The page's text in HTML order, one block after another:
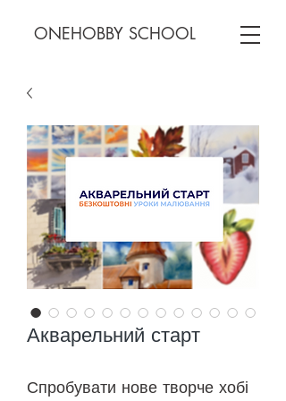
ONEHOBBY SCHOOL
Акварельний старт
Спробувати нове творче хобі